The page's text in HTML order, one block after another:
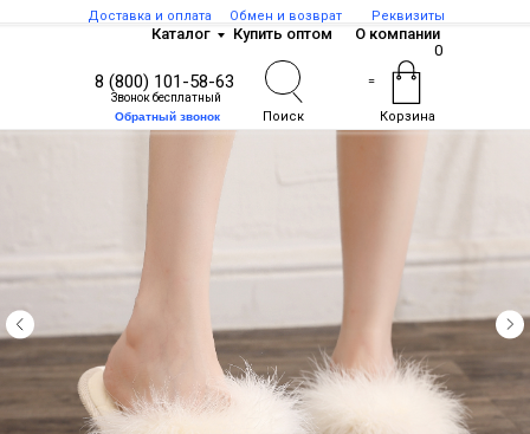
8 (800) 101-58-63
Звонок бесплатный
Каталог Купить оптом О компании
Доставка и оплата Обмен и возврат Реквизиты
0
=
Обратный звонок Поиск Корзина